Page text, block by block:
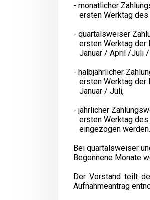
- monatlicher
ersten Werktag des
- quartalsweiser
ersten Werktag der
Januar / April /Juli
- halbjährlicher
ersten Werktag der
Januar / Juli,
- jährlicher
ersten Werktag des
eingezogen werden.
Bei quartalsweiser
Begonnene Monate
Der Vorstand teilt
Aufnahmeantrag